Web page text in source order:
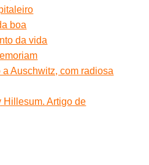
boa
da vida
Auschwitz, com radiosa
Hillesum. Artigo de